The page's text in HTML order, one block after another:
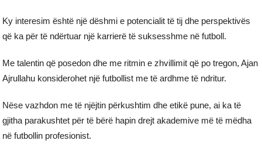
Ky interesim është një dëshmi e potencialit të tij dhe perspektivës
që ka për të ndërtuar një karrierë të suksesshme në futboll.
Me talentin që posedon dhe me ritmin e zhvillimit që po tregon, Ajan
Ajrullahu konsiderohet një futbollist me të ardhme të ndritur.
Nëse vazhdon me të njëjtin përkushtim dhe etikë pune, ai ka të
gjitha parakushtet për të bërë hapin drejt akademive më të mëdha
në futbollin profesionist.